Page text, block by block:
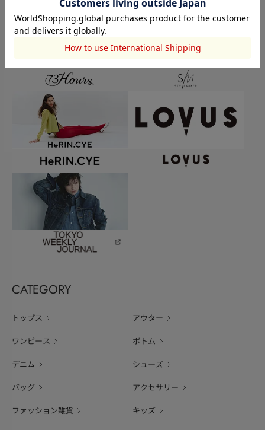
CATEGORY
トップス アウター
ワンピース ボトム
デニム シューズ
バッグ アクセサリー
ファッション雑貨 キッズ